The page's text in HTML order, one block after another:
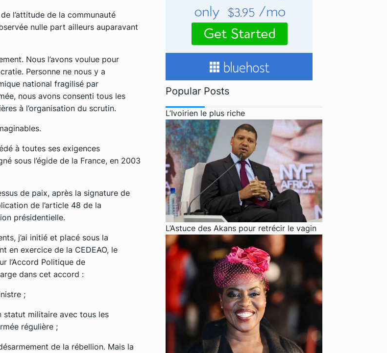
l’attitude de la communauté
nulle part ailleurs auparavant
Nous l’avons voulue pour
Personne ne nous y a
national fragilisé par
nous avons consenti tous les
à l’organisation du scrutin.
à toutes ses exigences
sous l’égide de la France, en 2003
de paix, après la signature de
de l’article 48 de la
présidentielle.
j’ai initié et placé sous la
en exercice de la CEDEAO, le
l’Accord Politique de
dans cet accord :
;
statut militaire avec tous les
régulière ;
de la rébellion. Mais la
Popular Posts
L’Ivoirien le plus riche
L’Astuce des Akans pour retrécir le vagin